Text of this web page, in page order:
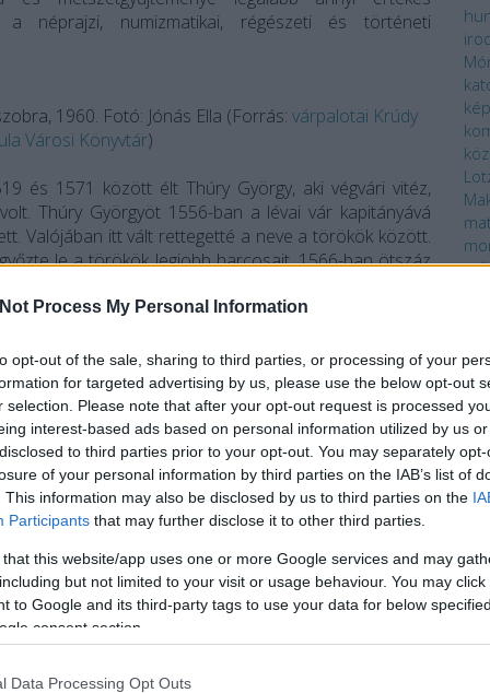
Process My Personal Information
opt-out of the sale, sharing to third parties, or processing of your
for targeted advertising by us, please use the below opt-out
selection. Please note that after your opt-out request is processed
interest-based ads based on personal information utilized by us
to third parties prior to your opt-out. You may separately
of your personal information by third parties on the IAB’s list of
This information may also be disclosed by us to third parties on the
Participants that may further disclose it to other third parties.
that this website/app uses one or more Google services and may
but not limited to your visit or usage behaviour. You may
to Google and its third-party tags to use your data for below
consent section.
Data Processing Opt Outs
néprajzi, numizmatikai, régészeti és történeti
1960. Fotó: Jónás Ella (Forrás: várpalotai Krúdy
Városi Könyvtár)
és 1571 között élt Thúry György, aki végvári vitéz,
Thúry Györgyöt 1556-ban a lévai vár kapitányává
Valójában itt vált rettegetté a neve a törökök között.
le a törökök legjobb harcosait. 1566-ban ötszáz
várát a hét-nyolcezer fős, Arszlán budai pasa vezette
felmentő serege meg nem érkezett. Thúry
Veszprémet és Tatát. Szigetvár eleste után fontossá
1567-ben Thúry György. Portyákból tartotta fenn az
népszerűsége egyre inkább nőtt, ami nem csodálható,
a törökökkel.
tehát nem akárkiről kapta a nevét, melyet büszkén
mielőtt útnak indul, az interneten keresse meg a
Szólj hozzá!
Nagykanizsa MaNDAdb Thúry György Múzeum